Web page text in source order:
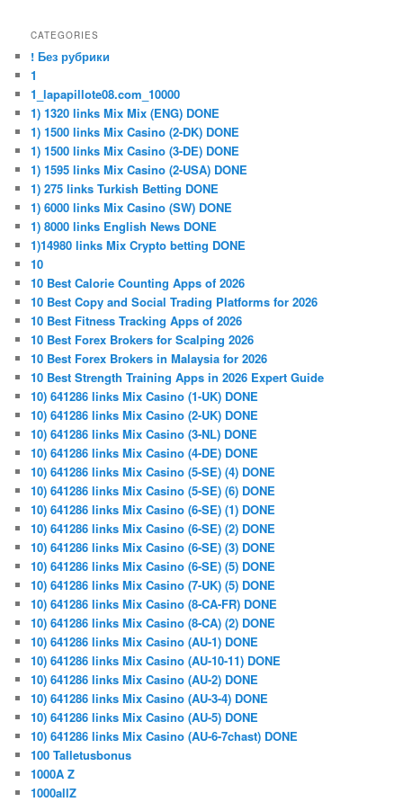
CATEGORIES
! Без рубрики
1
1_lapapillote08.com_10000
1) 1320 links Mix Mix (ENG) DONE
1) 1500 links Mix Casino (2-DK) DONE
1) 1500 links Mix Casino (3-DE) DONE
1) 1595 links Mix Casino (2-USA) DONE
1) 275 links Turkish Betting DONE
1) 6000 links Mix Casino (SW) DONE
1) 8000 links English News DONE
1)14980 links Mix Crypto betting DONE
10
10 Best Calorie Counting Apps of 2026
10 Best Copy and Social Trading Platforms for 2026
10 Best Fitness Tracking Apps of 2026
10 Best Forex Brokers for Scalping 2026
10 Best Forex Brokers in Malaysia for 2026
10 Best Strength Training Apps in 2026 Expert Guide
10) 641286 links Mix Casino (1-UK) DONE
10) 641286 links Mix Casino (2-UK) DONE
10) 641286 links Mix Casino (3-NL) DONE
10) 641286 links Mix Casino (4-DE) DONE
10) 641286 links Mix Casino (5-SE) (4) DONE
10) 641286 links Mix Casino (5-SE) (6) DONE
10) 641286 links Mix Casino (6-SE) (1) DONE
10) 641286 links Mix Casino (6-SE) (2) DONE
10) 641286 links Mix Casino (6-SE) (3) DONE
10) 641286 links Mix Casino (6-SE) (5) DONE
10) 641286 links Mix Casino (7-UK) (5) DONE
10) 641286 links Mix Casino (8-CA-FR) DONE
10) 641286 links Mix Casino (8-CA) (2) DONE
10) 641286 links Mix Casino (AU-1) DONE
10) 641286 links Mix Casino (AU-10-11) DONE
10) 641286 links Mix Casino (AU-2) DONE
10) 641286 links Mix Casino (AU-3-4) DONE
10) 641286 links Mix Casino (AU-5) DONE
10) 641286 links Mix Casino (AU-6-7chast) DONE
100 Talletusbonus
1000A Z
1000allZ